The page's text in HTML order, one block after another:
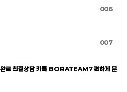
006
007
친절상담 카톡 BORATEAM7 편하게 문